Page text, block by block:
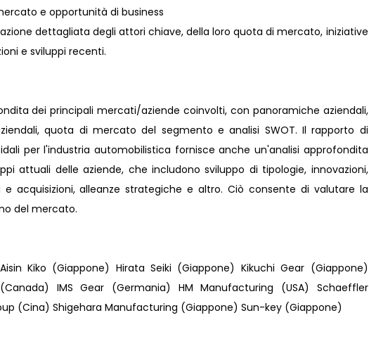
e opportunità di business
dettagliata degli attori chiave, della loro quota di mercato, iniziative
e sviluppi recenti.
dei principali mercati/aziende coinvolti, con panoramiche aziendali,
quota di mercato del segmento e analisi SWOT. Il rapporto di
per l'industria automobilistica fornisce anche un'analisi approfondita
attuali delle aziende, che includono sviluppo di tipologie, innovazioni,
acquisizioni, alleanze strategiche e altro. Ciò consente di valutare la
del mercato.
Kiko (Giappone) Hirata Seiki (Giappone) Kikuchi Gear (Giappone)
IMS Gear (Germania) HM Manufacturing (USA) Schaeffler
(Cina) Shigehara Manufacturing (Giappone) Sun-key (Giappone)